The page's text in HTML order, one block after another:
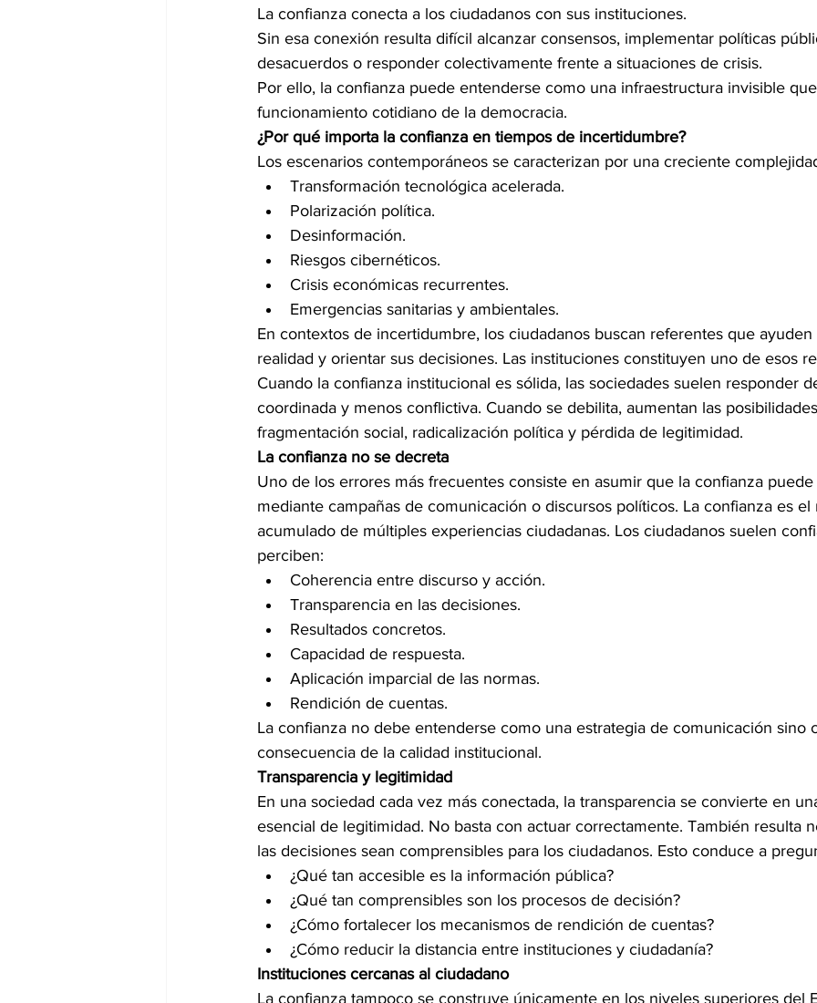
La confianza conecta a los ciudadanos con sus instituciones.
Sin esa conexión resulta difícil alcanzar consensos, implementar políticas
desacuerdos o responder colectivamente frente a situaciones de crisis.
Por ello, la confianza puede entenderse como una infraestructura invisible
funcionamiento cotidiano de la democracia.
¿Por qué importa la confianza en tiempos de incertidumbre?
Los escenarios contemporáneos se caracterizan por una creciente
Transformación tecnológica acelerada.
Polarización política.
Desinformación.
Riesgos cibernéticos.
Crisis económicas recurrentes.
Emergencias sanitarias y ambientales.
En contextos de incertidumbre, los ciudadanos buscan referentes que
realidad y orientar sus decisiones. Las instituciones constituyen uno de esos
Cuando la confianza institucional es sólida, las sociedades suelen responder
coordinada y menos conflictiva. Cuando se debilita, aumentan las
fragmentación social, radicalización política y pérdida de legitimidad.
La confianza no se decreta
Uno de los errores más frecuentes consiste en asumir que la confianza
mediante campañas de comunicación o discursos políticos. La confianza es el
acumulado de múltiples experiencias ciudadanas. Los ciudadanos suelen
perciben:
Coherencia entre discurso y acción.
Transparencia en las decisiones.
Resultados concretos.
Capacidad de respuesta.
Aplicación imparcial de las normas.
Rendición de cuentas.
La confianza no debe entenderse como una estrategia de comunicación sino
consecuencia de la calidad institucional.
Transparencia y legitimidad
En una sociedad cada vez más conectada, la transparencia se convierte en
esencial de legitimidad. No basta con actuar correctamente. También resulta
las decisiones sean comprensibles para los ciudadanos. Esto conduce a
¿Qué tan accesible es la información pública?
¿Qué tan comprensibles son los procesos de decisión?
¿Cómo fortalecer los mecanismos de rendición de cuentas?
¿Cómo reducir la distancia entre instituciones y ciudadanía?
Instituciones cercanas al ciudadano
La confianza tampoco se construye únicamente en los niveles superiores del